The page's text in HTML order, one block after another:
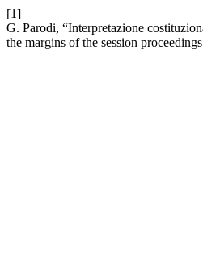
[1]
G. Parodi, “Interpretazione
the margins of the session